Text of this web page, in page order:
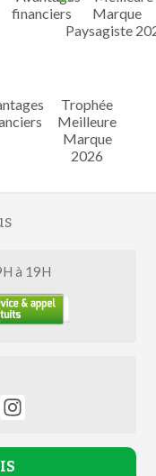
Trophée
Meilleure
Marque
2026
à 19H